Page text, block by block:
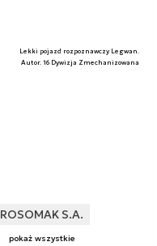
Lekki pojazd rozpoznawczy Legwan.
Autor. 16 Dywizja Zmechanizowana
ROSOMAK S.A.
pokaż wszystkie